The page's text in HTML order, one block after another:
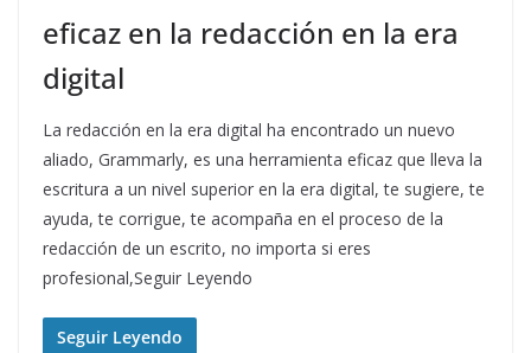
eficaz en la redacción en la era
digital
La redacción en la era digital ha encontrado un nuevo
aliado, Grammarly, es una herramienta eficaz que lleva la
escritura a un nivel superior en la era digital, te sugiere, te
ayuda, te corrigue, te acompaña en el proceso de la
redacción de un escrito, no importa si eres
profesional,Seguir Leyendo
Seguir Leyendo